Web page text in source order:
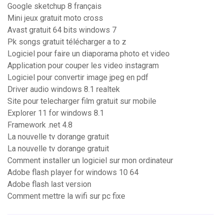
Google sketchup 8 français
Mini jeux gratuit moto cross
Avast gratuit 64 bits windows 7
Pk songs gratuit télécharger a to z
Logiciel pour faire un diaporama photo et video
Application pour couper les video instagram
Logiciel pour convertir image jpeg en pdf
Driver audio windows 8.1 realtek
Site pour telecharger film gratuit sur mobile
Explorer 11 for windows 8.1
Framework .net 4.8
La nouvelle tv dorange gratuit
La nouvelle tv dorange gratuit
Comment installer un logiciel sur mon ordinateur
Adobe flash player for windows 10 64
Adobe flash last version
Comment mettre la wifi sur pc fixe